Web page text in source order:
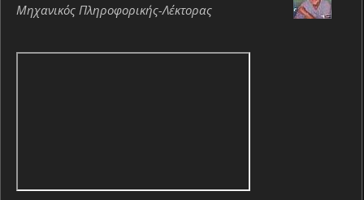
Μηχανικός Πληροφορικής-Λέκτορας